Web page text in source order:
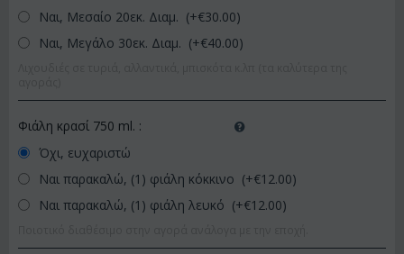
Ναι, Μεσαίο 20εκ. Διαμ. (+€30.00)
Ναι, Μεγάλο 30εκ. Διαμ. (+€40.00)
Φιάλη κρασί 750 ml. :
Όχι, ευχαριστώ
Ναι παρακαλώ, (1) φιάλη κόκκινο (+€12.00)
Ναι παρακαλώ, (1) φιάλη λευκό (+€12.00)